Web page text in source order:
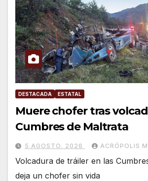
DESTACADA ESTATAL
Muere chofer tras
Cumbres de Maltrata
5 AGOSTO, 2026 ACRÓPOLIS
Volcadura de tráiler en las
deja un chofer sin vida